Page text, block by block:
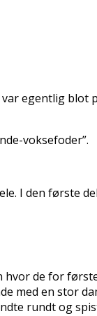
egentlig blot
voksefoder”.
I den første
hvor de for
med en stor
rundt og